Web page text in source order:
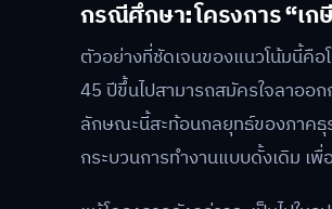
กรณีศึกษา: โครงการ “เ
ตัวอย่างที่ชัดเจนของแนวโน้มนี้คื
45 ปีขึ้นไปสามารถสมัครใจลาออก
ลักษณะนี้สะท้อนกลยุทธ์ของภาคธุ
กระบวนการทำงานแบบดั้งเดิม เ